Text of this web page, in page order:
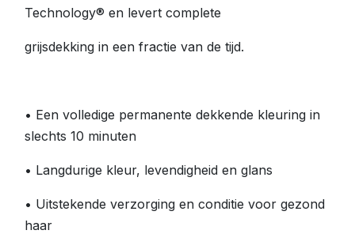
Technology® en levert complete
grijsdekking in een fractie van de tijd.
• Een volledige permanente dekkende kleuring in
slechts 10 minuten
• Langdurige kleur, levendigheid en glans
• Uitstekende verzorging en conditie voor gezond
haar